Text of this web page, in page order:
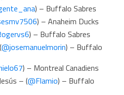
) – Buffalo Sabres
) – Anaheim Ducks
) – Buffalo Sabres
@josemanuelmorin) – Buffalo
) – Montreal Canadiens
– (@Flamio) – Buffalo